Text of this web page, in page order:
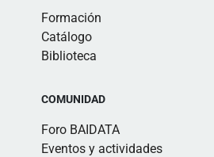
Formación
Catálogo
Biblioteca
COMUNIDAD
Foro BAIDATA
Eventos y actividades